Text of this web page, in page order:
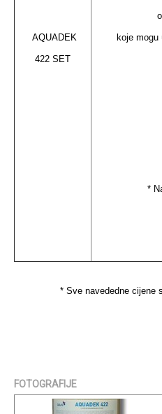
AQUADEK
422 SET
koje
*
* Sve navededne cijene
FOTOGRAFIJE